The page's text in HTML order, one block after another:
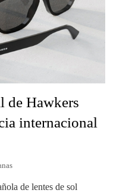
de Hawkers
internacional
de lentes de sol